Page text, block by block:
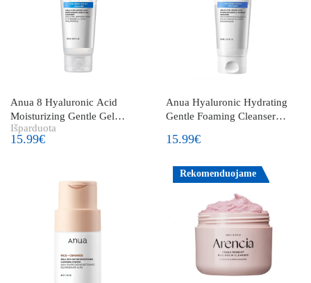
Anua 8 Hyaluronic Acid
Moisturizing Gentle Gel
Cleanser švelnus gelinis veido
prausiklis
Išparduota
15.99€
Anua Hyaluronic Hydrating
Gentle Foaming Cleanser
hialuronu
15.99€
Rekomenduojame